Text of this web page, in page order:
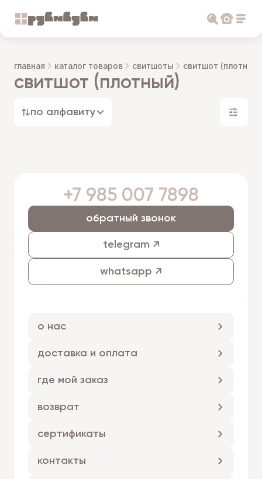
главная каталог товаров свитшоты свитшот (плотный)
свитшот (плотный)
по алфавиту
+7 985 007 7898
telegram ↗
whatsapp ↗
обратный звонок
о нас
доставка и оплата
где мой заказ
возврат
сертификаты
контакты